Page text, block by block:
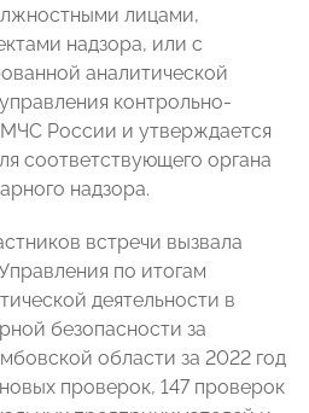
лицами,
надзора, или с
аналитической
контрольно-
России и утверждается
соответствующего органа
надзора.
встречи вызвала
по итогам
деятельности в
безопасности за
области за 2022 год
проверок, 147 проверок